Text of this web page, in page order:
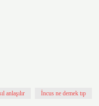
anlaşılır İncus ne demek tıp